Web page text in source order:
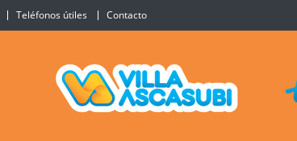
Teléfonos útiles Contacto